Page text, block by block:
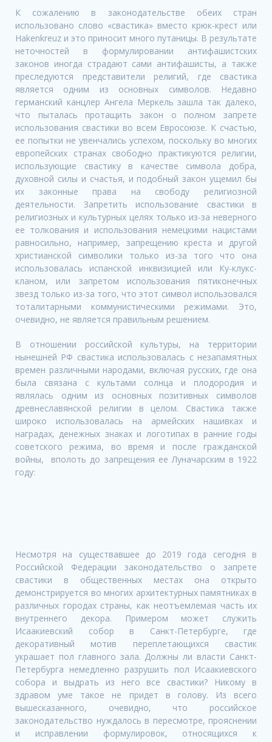
К сожалению в законодательстве обеих стран
использовано слово «свастика» вместо крюк-крест или
Hakenkreuz и это приносит много путаницы. В результате
неточностей в формулировании антифашистских
законов иногда страдают сами антифашисты, а также
преследуются представители религий, где свастика
является одним из основных символов. Недавно
германский канцлер Ангела Меркель зашла так далеко,
что пыталась протащить закон о полном запрете
использования свастики во всем Евросоюзе. К счастью,
ее попытки не увенчались успехом, поскольку во многих
европейских странах свободно практикуются религии,
использующие свастику в качестве символа добра,
духовной силы и счастья, и подобный закон ущемил бы
их законные права на свободу религиозной
деятельности. Запретить использование свастики в
религиозных и культурных целях только из-за неверного
ее толкования и использования немецкими нацистами
равносильно, например, запрещению креста и другой
христианской символики только из-за того что она
использовалась испанской инквизицией или Ку-клукс-
кланом, или запретом использования пятиконечных
звезд только из-за того, что этот символ использовался
тоталитарными коммунистическими режимами. Это,
очевидно, не является правильным решением.
В отношении российской культуры, на территории
нынешней РФ свастика использовалась с незапамятных
времен различными народами, включая русских, где она
была связана с культами солнца и плодородия и
являлась одним из основных позитивных символов
древнеславянской религии в целом. Свастика также
широко использовалась на армейских нашивках и
наградах, денежных знаках и логотипахв ранние годы
советского режима, во время и после гражданской
войны, вполоть до запрещения ее Луначарским в 1922
году:
Несмотря на существавшее до 2019 года сегодня в
Российской Федерации законодательство о запрете
свастики в общественных местах она открыто
демонстрируется во многих архитектурных памятниках в
различных городах страны, как неотъемлемая часть их
внутреннего декора. Примером может служить
Исаакиевский собор в Санкт-Петербурге, где
декоративный мотив переплетающихся свастик
украшает пол главного зала. Должны ли власти Санкт-
Петербурга немедленно разрушить пол Исаакиевского
собора и выдрать из него все свастики? Никому в
здравом уме такое не придет в голову. Из всего
вышесказанного, очевидно, что российское
законодательство нуждалось в пересмотре, прояснении
и исправлении формулировок, относящихся к